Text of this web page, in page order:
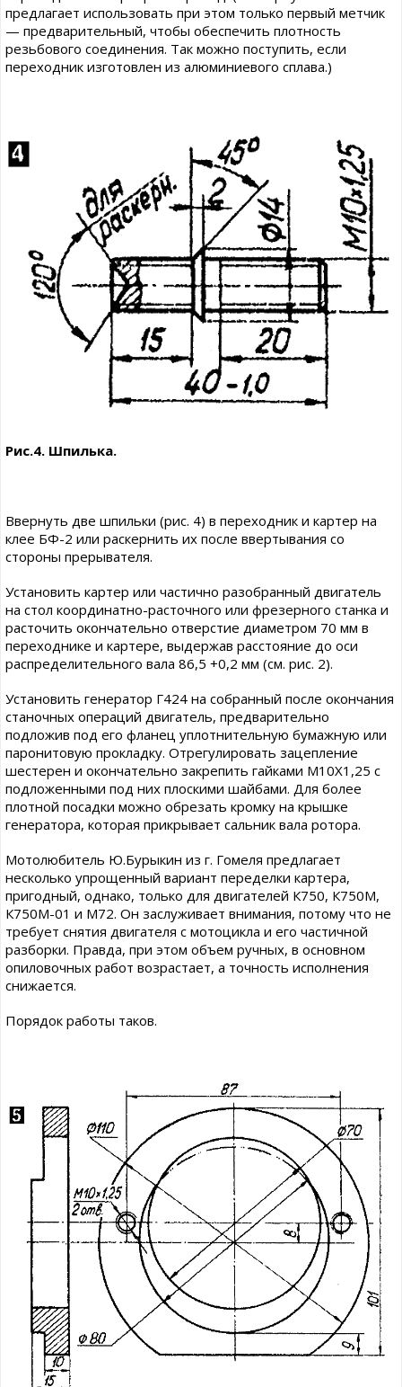
предлагает использовать при этом только первый метчик
— предварительный, чтобы обеспечить плотность
резьбового соединения. Так можно поступить, если
переходник изготовлен из алюминиевого сплава.)
Рис.4. Шпилька.
Ввернуть две шпильки (рис. 4) в переходник и картер на
клее БФ-2 или раскернить их после ввертывания со
стороны прерывателя.
Установить картер или частично разобранный двигатель
на стол координатно-расточного или фрезерного станка и
расточить окончательно отверстие диаметром 70 мм в
переходнике и картере, выдержав расстояние до оси
распределительного вала 86,5 +0,2 мм (см. рис. 2).
Установить генератор Г424 на собранный после окончания
станочных операций двигатель, предварительно
подложив под его фланец уплотнительную бумажную или
паронитовую прокладку. Отрегулировать зацепление
шестерен и окончательно закрепить гайками М10Х1,25 с
подложенными под них плоскими шайбами. Для более
плотной посадки можно обрезать кромку на крышке
генератора, которая прикрывает сальник вала ротора.
Мотолюбитель Ю.Бурыкин из г. Гомеля предлагает
несколько упрощенный вариант переделки картера,
пригодный, однако, только для двигателей К750, К750М,
К750М-01 и М72. Он заслуживает внимания, потому что не
требует снятия двигателя с мотоцикла и его частичной
разборки. Правда, при этом объем ручных, в основном
опиловочных работ возрастает, а точность исполнения
снижается.
Порядок работы таков.